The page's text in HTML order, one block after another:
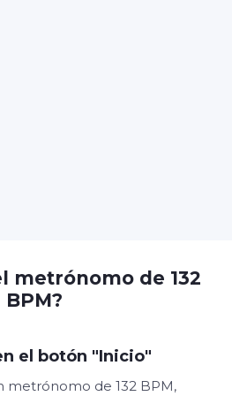
metrónomo de 132
BPM?
el botón "Inicio"
metrónomo de 132 BPM,